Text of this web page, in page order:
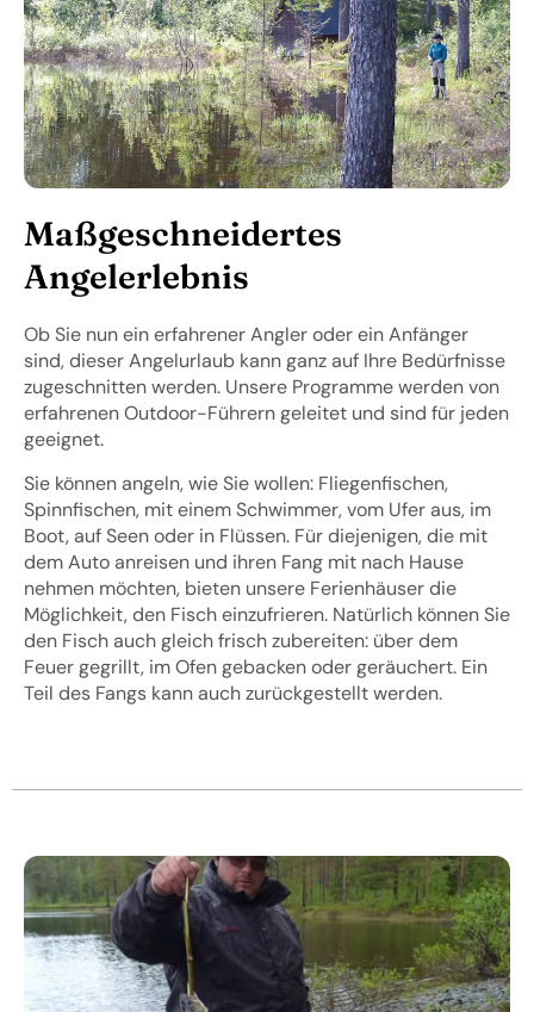
Maßgeschneidertes
Angelerlebnis
Ob Sie nun ein erfahrener Angler oder ein Anfänger
sind, dieser Angelurlaub kann ganz auf Ihre Bedürfnisse
zugeschnitten werden. Unsere Programme werden von
erfahrenen Outdoor-Führern geleitet und sind für jeden
geeignet.
Sie können angeln, wie Sie wollen: Fliegenfischen,
Spinnfischen, mit einem Schwimmer, vom Ufer aus, im
Boot, auf Seen oder in Flüssen. Für diejenigen, die mit
dem Auto anreisen und ihren Fang mit nach Hause
nehmen möchten, bieten unsere Ferienhäuser die
Möglichkeit, den Fisch einzufrieren. Natürlich können Sie
den Fisch auch gleich frisch zubereiten: über dem
Feuer gegrillt, im Ofen gebacken oder geräuchert. Ein
Teil des Fangs kann auch zurückgestellt werden.